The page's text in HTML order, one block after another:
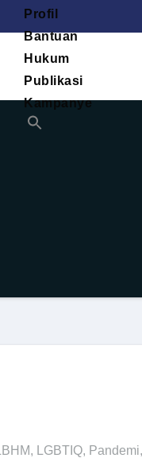
Profil
Bantuan
Hukum
Publikasi
Kampanye
LBHM, LGBTIQ, Pandemi,